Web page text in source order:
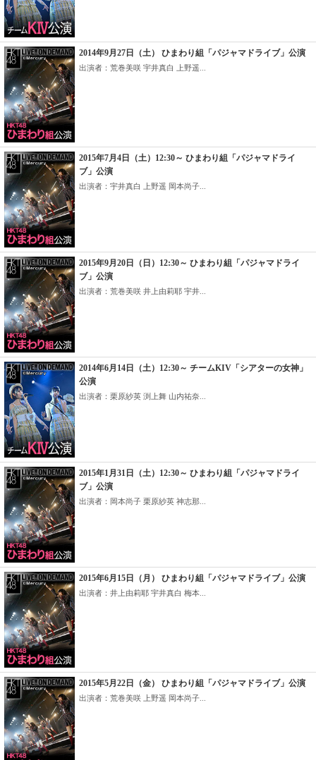
2014年9月27日（土） ひまわり組「パジャマドライブ」公演
出演者：荒巻美咲 宇井真白 上野遥...
2015年7月4日（土）12:30～ ひまわり組「パジャマドライ
ブ」公演
出演者：宇井真白 上野遥 岡本尚子...
2015年9月20日（日）12:30～ ひまわり組「パジャマドライ
ブ」公演
出演者：荒巻美咲 井上由莉耶 宇井...
2014年6月14日（土）12:30～ チームKIV「シアターの女神」
公演
出演者：栗原紗英 渕上舞 山内祐奈...
2015年1月31日（土）12:30～ ひまわり組「パジャマドライ
ブ」公演
出演者：岡本尚子 栗原紗英 神志那...
2015年6月15日（月） ひまわり組「パジャマドライブ」公演
出演者：井上由莉耶 宇井真白 梅本...
2015年5月22日（金） ひまわり組「パジャマドライブ」公演
出演者：荒巻美咲 上野遥 岡本尚子...